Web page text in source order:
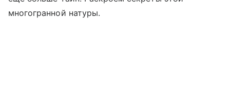
многогранной натуры.